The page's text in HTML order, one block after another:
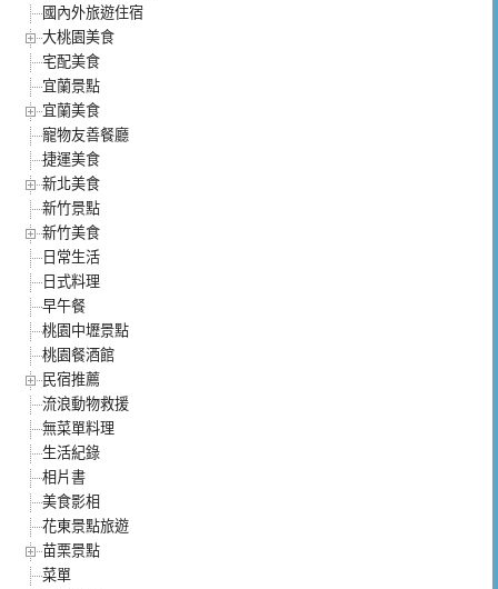
國內外旅遊住宿
大桃園美食
宅配美食
宜蘭景點
宜蘭美食
寵物友善餐廳
捷運美食
新北美食
新竹景點
新竹美食
日常生活
日式料理
早午餐
桃園中壢景點
桃園餐酒館
民宿推薦
流浪動物救援
無菜單料理
生活紀錄
相片書
美食影相
花東景點旅遊
苗栗景點
菜單